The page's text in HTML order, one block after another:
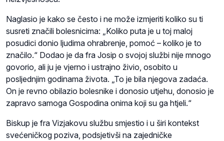
Naglasio je kako se često i ne može izmjeriti koliko su ti
susreti značili bolesnicima: „Koliko puta je u toj maloj
posudici donio ljudima ohrabrenje, pomoć – koliko je to
značilo.“ Dodao je da fra Josip o svojoj službi nije mnogo
govorio, ali ju je vjerno i ustrajno živio, osobito u
posljednjim godinama života. „To je bila njegova zadaća.
On je revno obilazio bolesnike i donosio utjehu, donosio je
zapravo samoga Gospodina onima koji su ga htjeli.“
Biskup je fra Vizjakovu službu smjestio i u širi kontekst
svećeničkog poziva, podsjetivši na zajedničke